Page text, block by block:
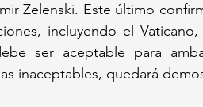
Zelenski. Este último
incluyendo el
ser aceptable para
inaceptables, quedará